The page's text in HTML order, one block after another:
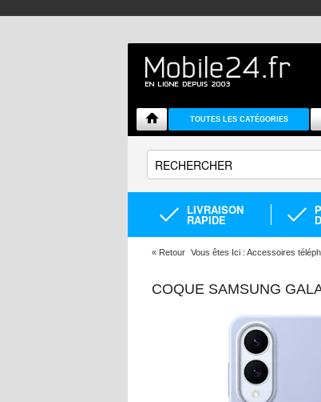
TOUTES LES CATÉGORIES
LIVRAISON
RAPIDE
« Retour Vous êtes Ici : Accessoires
COQUE SAMSUNG